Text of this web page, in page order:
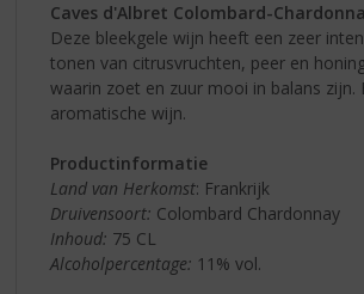
Caves d'Albret Colombard-
Deze bleekgele wijn heeft een zeer
tonen van citrusvruchten, peer en
waarin zoet en zuur mooi in balans zijn.
aromatische wijn.
Productinformatie
Land van Herkomst: Frankrijk
Druivensoort: Colombard Chardonnay
Inhoud: 75 CL
Alcoholpercentage: 11% vol.